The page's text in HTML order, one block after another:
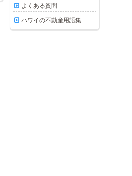
よくある質問
ハワイの不動産用語集